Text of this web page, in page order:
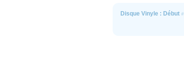
Disque Vinyle : Début